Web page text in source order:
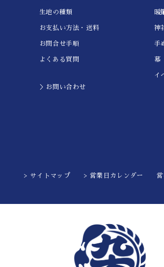
生地の種類
お支払い方法・送料
お問合せ手順
よくある質問
＞お問い合わせ
暖
神
手
幕
イ
> サイトマップ > 営業日カレンダー 営